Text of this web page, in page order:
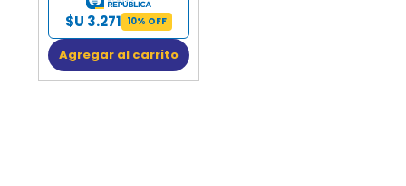
$U 3.271 10% OFF
Agregar al carrito